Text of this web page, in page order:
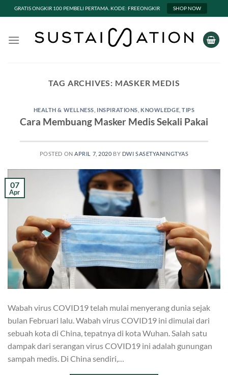
GRATIS ONGKIR 100 PEMBELI PERTAMA. KODE: FREEONGKIR SHOP NOW
TAG ARCHIVES: MASKER MEDIS
HEALTH & WELLNESS INSPIRATIONS KNOWLEDGE ,TIPS
Cara Membuang Masker Medis Sekali Pakai
POSTED ONAPRIL 7, 2020 BY DWI SASETYANINGTYAS
07
Apr
Wabah virus COVID19 telah mulai menyerang dunia sejak
bulan Februari lalu. Wabah virus COVID19 ini dimulai dari
sebuah kota di China, tepatnya di kota Wuhan. Salah satu
dampak dari serangan virus COVID19 ini adalah gunungan
sampah medis. Di China sendiri,…